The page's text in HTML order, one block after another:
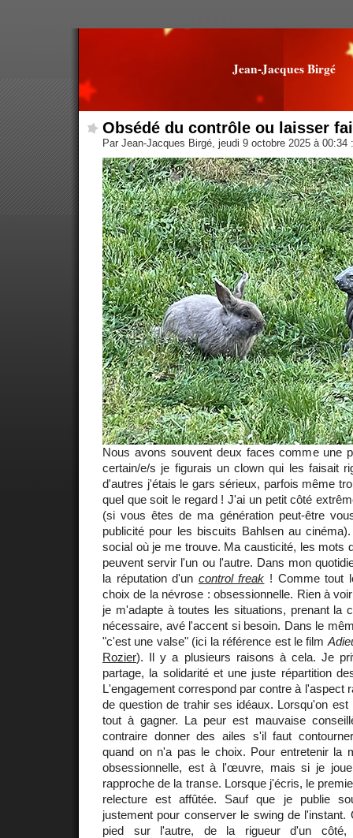
Jean-Jacques Birgé
Obsédé du contrôle ou laisser
Par Jean-Jacques Birgé, jeudi 9 octobre 2025 à 00:34
Nous avons souvent deux faces comme une
certain/e/s je figurais un clown qui les faisait
d'autres j'étais le gars sérieux, parfois même
quel que soit le regard ! J'ai un petit côté
(si vous êtes de ma génération peut-être
publicité pour les biscuits Bahlsen au
social où je me trouve. Ma causticité, les mots
peuvent servir l'un ou l'autre. Dans mon
la réputation d'un control freak ! Comme tout
choix de la névrose : obsessionnelle. Rien à
je m'adapte à toutes les situations, prenant la
nécessaire, avé l'accent si besoin. Dans le
"c'est une valse" (ici la référence est le film
Rozier). Il y a plusieurs raisons à cela. Je
partage, la solidarité et une juste répartition
L'engagement correspond par contre à l'aspect
de question de trahir ses idéaux. Lorsqu'on
tout à gagner. La peur est mauvaise
contraire donner des ailes s'il faut
quand on n'a pas le choix. Pour entretenir la
obsessionnelle, est à l'œuvre, mais si je
rapproche de la transe. Lorsque j'écris, le
relecture est affûtée. Sauf que je publie
justement pour conserver le swing de l'instant.
pied sur l'autre, de la rigueur d'un côté,